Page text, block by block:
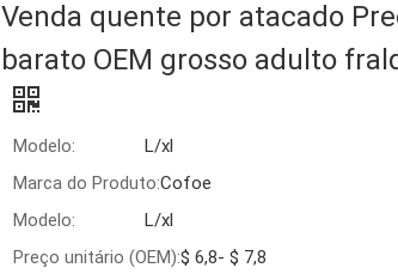
Venda quente por atacado
barato OEM grosso adulto
Modelo:
L/xl
Marca do Produto:Cofoe
Modelo:
L/xl
Preço unitário (OEM):$ 6,8- $ 7,8